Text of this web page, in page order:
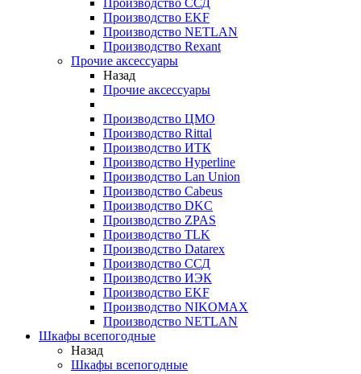
Производство ССД
Производство EKF
Производство NETLAN
Производство Rexant
Прочие аксеcсуары
Назад
Прочие аксеcсуары
Производство ЦМО
Производство Rittal
Производство ИТК
Производство Hyperline
Производство Lan Union
Производство Cabeus
Производство DKC
Производство ZPAS
Производство TLK
Производство Datarex
Производство ССД
Производство ИЭК
Производство EKF
Производство NIKOMAX
Производство NETLAN
Шкафы всепогодные
Назад
Шкафы всепогодные